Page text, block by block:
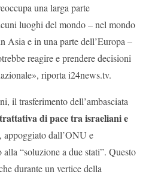
una larga parte
luoghi del mondo – nel mondo
Asia e in una parte dell’Europa –
reagire e prendere decisioni
riporta i24news.tv.
il trasferimento dell’ambasciata
di pace tra israeliani e
appoggiato dall’ONU e
“soluzione a due stati”. Questo
durante un vertice della